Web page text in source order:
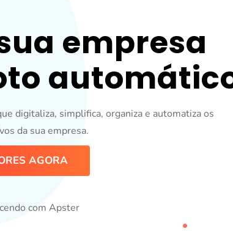
empresa
digitaliza, simplifica, organiza e automatiza os
da sua empresa.
AGORA
com Apster